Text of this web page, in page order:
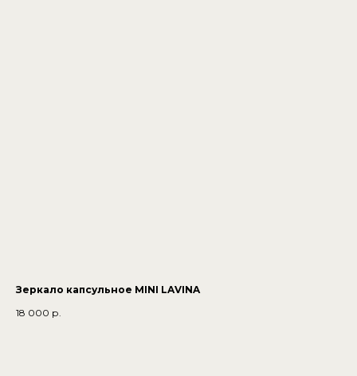
Зеркало капсульное MINI LAVINA
18 000 р.